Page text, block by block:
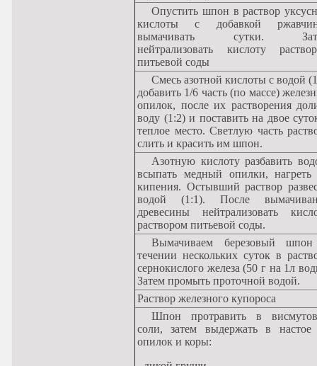
Опустить шпон в раствор уксусной
кислоты с добавкой
вымачивать сутки.
нейтрализовать кислоту
питьевой соды
Смесь азотной кислоты с водой (1:1)
добавить 1/6 часть (по массе)
опилок, после их растворения
воду (1:2) и поставить на двое
теплое место. Светлую часть
слить и красить им шпон.
Азотную кислоту разбавить водой,
всыпать медный опилки, нагреть
кипения. Остывший раствор
водой (1:1). После
древесины нейтрализовать
раствором питьевой соды.
Вымачиваем березовый шпон в
течении нескольких суток в
сернокислого железа (50 г на 1л
Затем промыть проточной водой.
Раствор железного купороса
Шпон протравить в висмутовой
соли, затем выдержать в настое
опилок и коры: